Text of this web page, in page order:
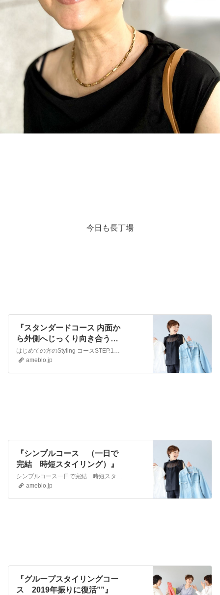
今日も長丁場
『スタンダードコース 内面か
ら外側へじっくり向き合うコ
ース』
ameblo.jp
『シンプルコース （一日で
完結 時短スタイリング）』
ameblo.jp
『グループスタイリングコー
ス 2019年振りに復活””』